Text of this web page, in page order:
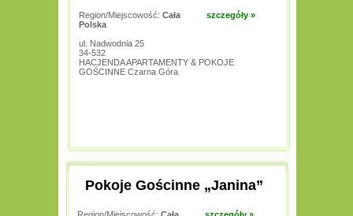
szczegóły »
Region/Miejscowość: Cała
Polska
ul. Nadwodnia 25
34-532
HACJENDA APARTAMENTY & POKOJE
GOŚCINNE Czarna Góra
Pokoje Gościnne „Janina”